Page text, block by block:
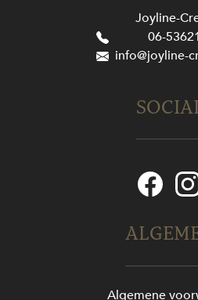
Joyline-
06-
info@joyline-
Algemene